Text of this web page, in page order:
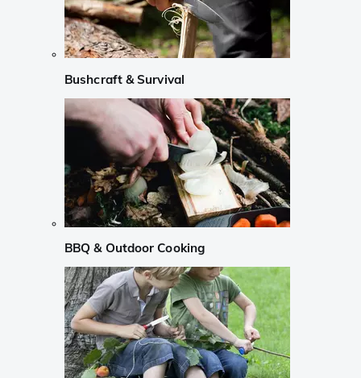
Bushcraft & Survival
BBQ & Outdoor Cooking